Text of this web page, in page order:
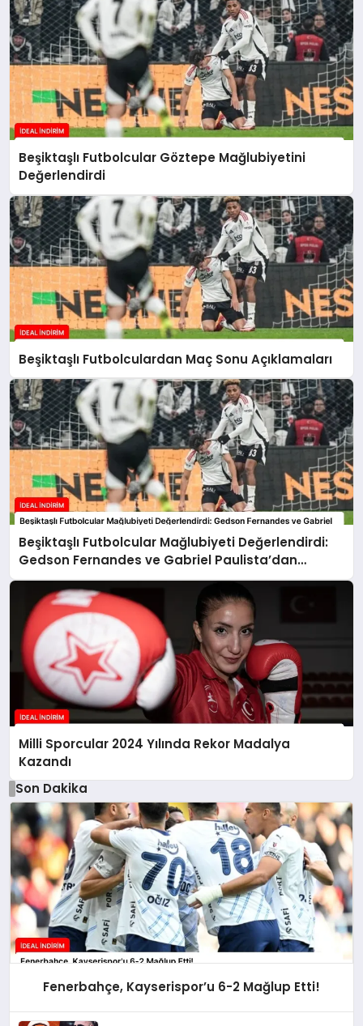
Beşiktaşlı Futbolcular Göztepe Mağlubiyetini
Değerlendirdi
Beşiktaşlı Futbolculardan Maç Sonu Açıklamaları
Beşiktaşlı Futbolcular Mağlubiyeti Değerlendirdi:
Gedson Fernandes ve Gabriel Paulista’dan
Açıklamalar
Milli Sporcular 2024 Yılında Rekor Madalya
Kazandı
Son Dakika
Fenerbahçe, Kayserispor’u 6-2 Mağlup Etti!